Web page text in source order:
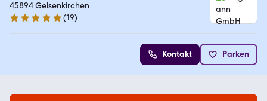
45894 Gelsenkirchen
5 Sterne
(19)
Kontakt Parken